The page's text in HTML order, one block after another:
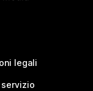
legali